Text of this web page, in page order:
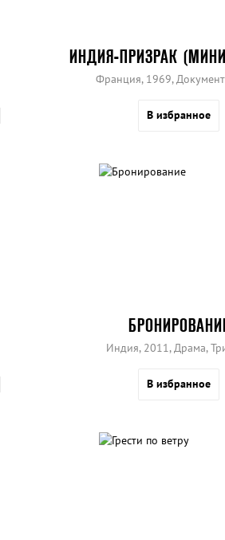
ИНДИЯ-ПРИЗРАК
Франция, 1969,
В избранное
Индия, 2011, Драма,
В избранное